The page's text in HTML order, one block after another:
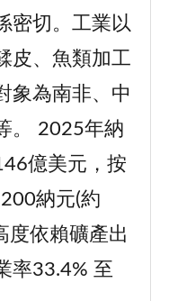
密切。工業以
皮、魚類加工
象為南非、中
。 2025年納
億美元，按
納元(約
度依賴礦產出
率33.4% 至